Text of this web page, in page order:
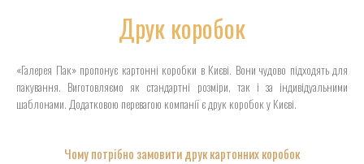
Друк коробок
«Галерея Пак» пропонує картонні коробки в Києві. Вони чудово підходять для
пакування. Виготовляємо як стандартні розміри, так і за індивідуальними
шаблонами. Додатковою перевагою компанії є друк коробок у Києві.
Чому потрібно замовити друк картонних коробок